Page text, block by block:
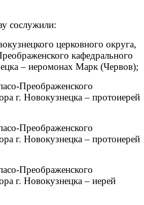
сослужили:
церковного округа,
кафедрального
– иеромонах Марк (Червов);
Преображенского
г. Новокузнецка – протоиерей
Преображенского
г. Новокузнецка – протоиерей
Преображенского
г. Новокузнецка – иерей